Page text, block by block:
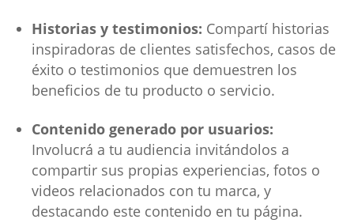
Historias y testimonios: Compartí historias
inspiradoras de clientes satisfechos, casos de
éxito o testimonios que demuestren los
beneficios de tu producto o servicio.
Contenido generado por usuarios:
Involucrá a tu audiencia invitándolos a
compartir sus propias experiencias, fotos o
videos relacionados con tu marca, y
destacando este contenido en tu página.